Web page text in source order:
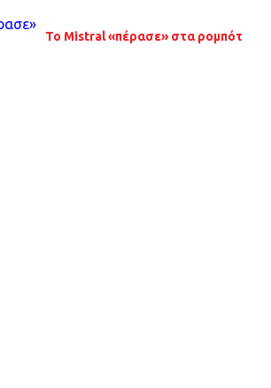
Το Mistral «πέρασε» στα ρομπότ